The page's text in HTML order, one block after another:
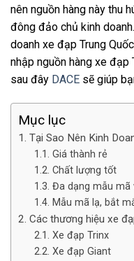
nên nguồn hàng này thu
đông đảo chủ kinh
doanh xe đạp Trung
nhập nguồn hàng xe đạp
sau đây DACE sẽ giúp
Mục lục
Tại Sao Nên Kinh
Giá thành rẻ
Chất lượng tốt
Đa dạng mẫu mã
Mẫu mã lạ, bắt
Các thương hiệu xe
Xe đạp Trinx
Xe đạp Giant